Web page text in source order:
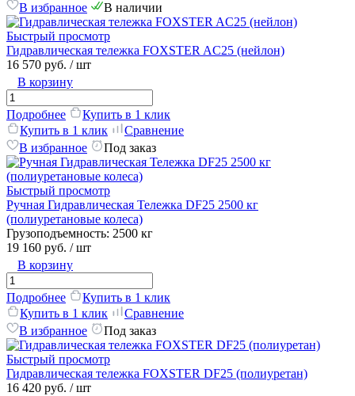
В избранное
В наличии
Быстрый просмотр
Гидравлическая тележка FOXSTER AC25 (нейлон)
16 570 руб. / шт
В корзину
Подробнее
Купить в 1 клик
Купить в 1 клик
Сравнение
В избранное
Под заказ
Быстрый просмотр
Ручная Гидравлическая Тележка DF25 2500 кг
(полиуретановые колеса)
Грузоподъемность: 2500 кг
19 160 руб. / шт
В корзину
Подробнее
Купить в 1 клик
Купить в 1 клик
Сравнение
В избранное
Под заказ
Быстрый просмотр
Гидравлическая тележка FOXSTER DF25 (полиуретан)
16 420 руб. / шт